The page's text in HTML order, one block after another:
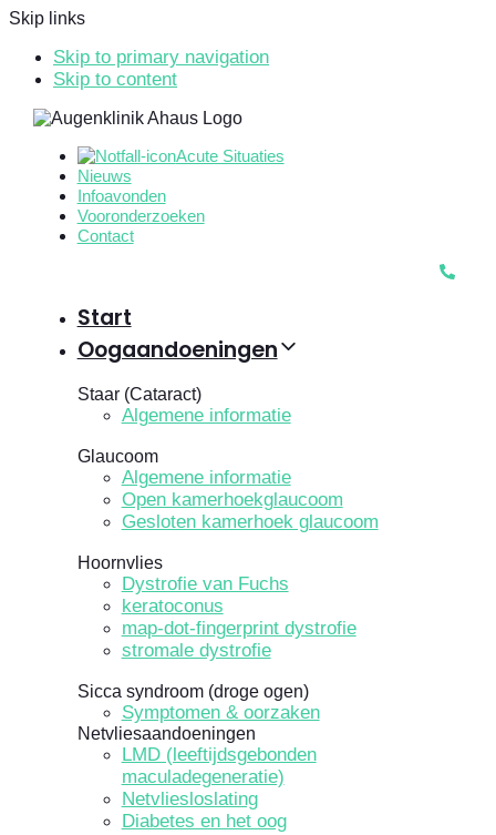
Skip links
Skip to primary navigation
Skip to content
Acute Situaties
Nieuws
Infoavonden
Vooronderzoeken
Contact
Start
Oogaandoeningen
Staar (Cataract)
Algemene informatie
Glaucoom
Algemene informatie
Open kamerhoekglaucoom
Gesloten kamerhoek glaucoom
Hoornvlies
Dystrofie van Fuchs
keratoconus
map-dot-fingerprint dystrofie
stromale dystrofie
Sicca syndroom (droge ogen)
Symptomen & oorzaken
Netvliesaandoeningen
LMD (leeftijdsgebonden
maculadegeneratie)
Netvliesloslating
Diabetes en het oog